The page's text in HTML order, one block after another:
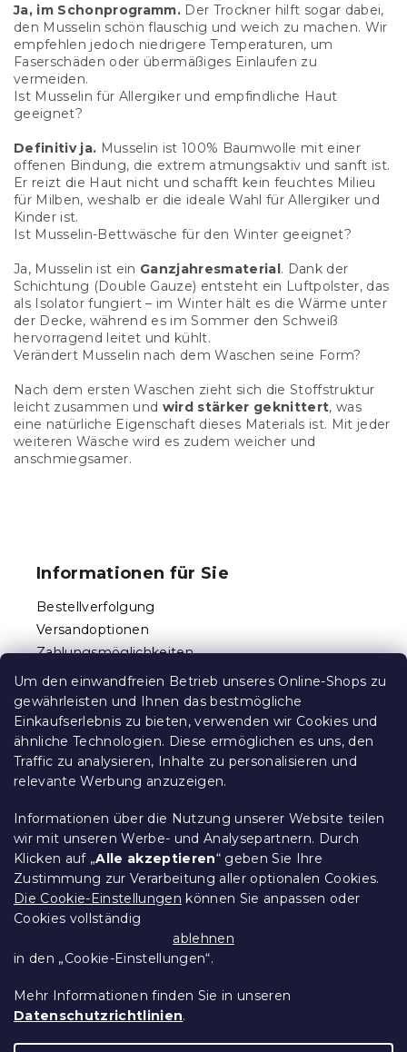
Um den einwandfreien Betrieb unseres Online-Shops zu
gewährleisten und Ihnen das bestmögliche
Einkaufserlebnis zu bieten, verwenden wir Cookies und
ähnliche Technologien. Diese ermöglichen es uns, den
Traffic zu analysieren, Inhalte zu personalisieren und
relevante Werbung anzuzeigen.
Informationen über die Nutzung unserer Website teilen
wir mit unseren Werbe- und Analysepartnern. Durch
Klicken auf „Alle akzeptieren“ geben Sie Ihre
Zustimmung zur Verarbeitung aller optionalen Cookies.
Die Cookie-Einstellungen können Sie anpassen oder
Cookies vollständig
ablehnen
in den „Cookie-Einstellungen“.
Mehr Informationen finden Sie in unseren
Datenschutzrichtlinien.
Ja, im Schonprogramm. Der Trockner hilft sogar dabei,
den Musselin schön flauschig und weich zu machen. Wir
empfehlen jedoch niedrigere Temperaturen, um
Faserschäden oder übermäßiges Einlaufen zu
vermeiden.
Ist Musselin für Allergiker und empfindliche Haut
geeignet?
Definitiv ja. Musselin ist 100% Baumwolle mit einer
offenen Bindung, die extrem atmungsaktiv und sanft ist.
Er reizt die Haut nicht und schafft kein feuchtes Milieu
für Milben, weshalb er die ideale Wahl für Allergiker und
Kinder ist.
Ist Musselin-Bettwäsche für den Winter geeignet?
Ja, Musselin ist ein Ganzjahresmaterial. Dank der
Schichtung (Double Gauze) entsteht ein Luftpolster, das
als Isolator fungiert – im Winter hält es die Wärme unter
der Decke, während es im Sommer den Schweiß
hervorragend leitet und kühlt.
Verändert Musselin nach dem Waschen seine Form?
Nach dem ersten Waschen zieht sich die Stoffstruktur
leicht zusammen und wird stärker geknittert, was
eine natürliche Eigenschaft dieses Materials ist. Mit jeder
weiteren Wäsche wird es zudem weicher und
anschmiegsamer.
e
Informationen für Sie
Bestellverfolgung
Versandoptionen
Zahlungsmöglichkeiten
Reklamationen und Rücksendungen
Kontakt
Allgemeine Geschäftsbedingungen
Datenschutz
Ethischer Kodex
Für Partner
Impressum
Über uns
Treueprogramm - bis zu 10% Rabatt
Größentabellen